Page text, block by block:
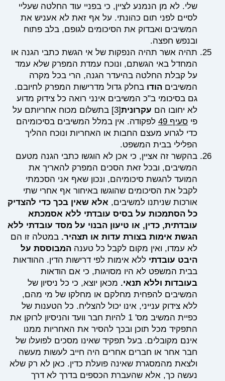
שלי. לא מן הנמנע לציין, כי בפניי עוד החלטה שעליי
לסיים לפני תום כהונתי. על אף זאת לא אעניש את
המשיבים ואבדוק את הסיכומים לגופם, בלב פתוח
ובנפש חפצה.
תהיה אשר תהיה הנפקות של אי הגשת כתבי הגנה או
המחדל באי הגשתם, ונוכח עמדת המפרק שלא עמד
על קבלת החלטה בהיעדר הגנה, הרי בכל מקרה
המשיבים הודו בחלק גדול מדרישות המפרק לחיובם.
גם בסיכומי ב"כ המשיבים אינני רואה כל צידוק מדוע
לא יחובו הם עקרונית[3]
בתשלום מכוח אחריותם על
פי סעיף 49
לפקודה. אין במלל המשיבים בסיכומיהם
כדי לגרוע מעצם החבות או האחריות ונוכח ההליך
הפלילי בבית המשפט.
בהקשר זה אציין, כי אכן לא הוגשו כתבי הגנה מטעם
המשיבים, ובכל זאת הסכים המפרק להאריך את
המועד להגשת סיכומיהם, ונכון שאף אני הסכמתי
לקבל את הסיכומים שהוגשו באיחור אף אחרי שתי
אורכות שניתנו למשיבים, אלא שאין בכך כדי להצדיק
כל הסתמכות על בסיס עובדתי ללא אסמכתא
עובדתית, כדין, או טיעון הבנוי על מסד עובדתי ללא
הגשת אימות בצורת עדות או תצהיר. במטלה זו הם
לא עמדו, ואין מקום לקבל כל טענה המבוססת על
היבט עובדתי ללא אימות לפי דרישות הדין. ההודאות
בבית המשפט לא היו מסויגות, כי אם הודאות
בעובדות וללא תנאי. מכאן יוצא, כי כל ניסיון של
המשיבים להפחית מחלקם או מחלקו של מי מהם,
ללא צידוק ענייני, אינו יכול להצליח. כל הטענות של
כפיית המשיב מס' 1 להיות חבר וועד והניסיון לרוקן את
התפקיד מכל תוכן ובכך להסיר את האחריות ממנו
אינם מקובלים. בעל תפקיד שאינו מסכים לפועלו של
חבר אחר או חברים אחרים היה חייב לעשות מעשה
ולצאת מהמסגרת שאינה פועלת כדין. כאן לא רק שלא
נעשה כך, אלא שהעברת הכספים בדרך לא דרך